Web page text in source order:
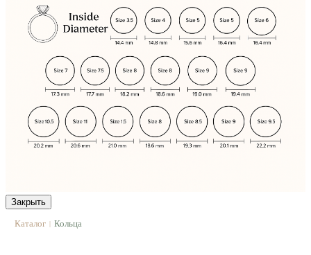
Закрыть
Каталог | Кольца